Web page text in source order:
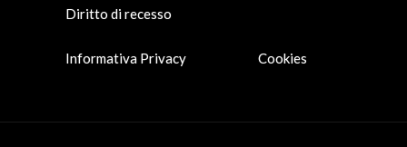
Diritto di recesso
Informativa Privacy Cookies